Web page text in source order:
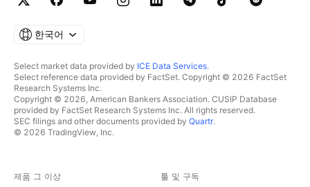
한국어
Select market data provided by ICE Data Services.
Select reference data provided by FactSet. Copyright © 2026 FactSet
Research Systems Inc.
Copyright © 2026, American Bankers Association. CUSIP Database
provided by FactSet Research Systems Inc. All rights reserved.
SEC filings and other documents provided by Quartr.
© 2026 TradingView, Inc.
제품 그 이상 툴 및 구독